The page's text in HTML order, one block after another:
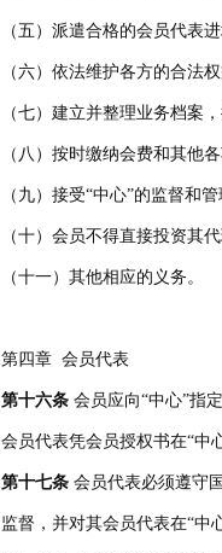
（五）派遣合格的会员代表
（六）依法维护各方的合法
（七）建立并整理业务档案
（八）按时缴纳会费和其他
（九）接受“中心”的监督和
（十）会员不得直接投资其
（十一）其他相应的义务。
第四章 会员代表
第十六条 会员应向“中心”指
会员代表凭会员授权书在“中
第十七条 会员代表必须遵守
监督，并对其会员代表在“中